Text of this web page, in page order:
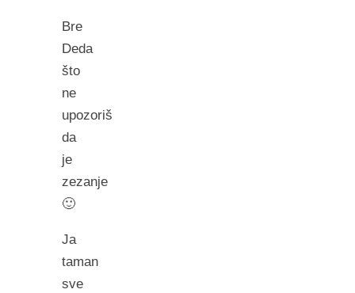
Bre
Deda
što
ne
upozoriš
da
je
zezanje
🙂
Ja
taman
sve